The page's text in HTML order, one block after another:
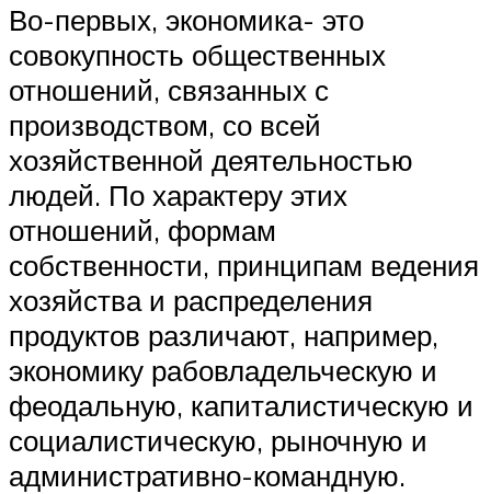
Во-первых, экономика- это
совокупность общественных
отношений, связанных с
производством, со всей
хозяйственной деятельностью
людей. По характеру этих
отношений, формам
собственности, принципам ведения
хозяйства и распределения
продуктов различают, например,
экономику рабовладельческую и
феодальную, капиталистическую и
социалистическую, рыночную и
административно-командную.